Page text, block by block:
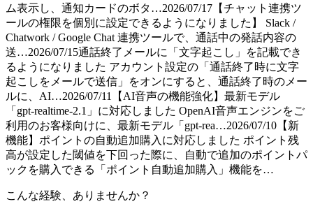
ム表示し、通知カードのボタ…2026/07/17 【チャット連携ツ
ールの権限を個別に設定できるようになりました】 Slack /
Chatwork / Google Chat 連携ツールで、通話中の発話内容の
送…2026/07/15通話終了メールに「文字起こし」を記載でき
るようになりました アカウント設定の「通話終了時に文字
起こしをメールで送信」をオンにすると、通話終了時のメー
ルに、AI…2026/07/11
【AI音声の機能強化】最新モデル
「gpt-realtime-2.1」に対応しました OpenAI音声エンジンをご
利用のお客様向けに、最新モデル「gpt-rea…2026/07/10 【新
機能】ポイントの自動追加購入に対応しました ポイント残
高が設定した閾値を下回った際に、自動で追加のポイントパ
ックを購入できる「ポイント自動追加購入」機能を…
こんな経験、ありませんか？